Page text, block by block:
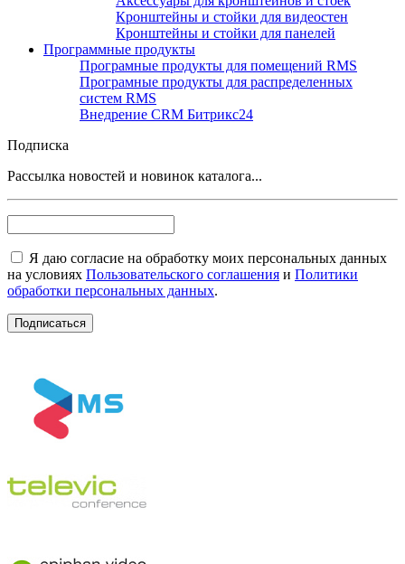
Кронштейны и стойки для видеостен
Кронштейны и стойки для панелей
Программные продукты
Програмные продукты для помещений RMS
Програмные продукты для распределенных
систем RMS
Внедрение CRM Битрикс24
Подписка
Рассылка новостей и новинок каталога...
Я даю согласие на обработку моих персональных данных
на условиях Пользовательского соглашения и Политики
обработки персональных данных.